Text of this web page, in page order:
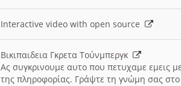
Interactive video with open source
Βικιπαιδεια Γκρετα Τούνμπεργκ
Ας συγκρινουμε αυτο που πετυχαμε εμεις
της πληροφορίας. Γράψτε τη γνώμη σας